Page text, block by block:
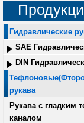
Гидравлические
SAE
DIN
рукава
Рукава с гладким
каналом